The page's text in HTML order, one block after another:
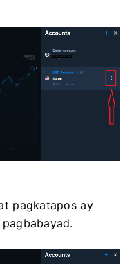
pagkatapos ay